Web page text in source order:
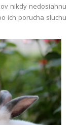
nikdy nedosiahnu
ich porucha sluchu